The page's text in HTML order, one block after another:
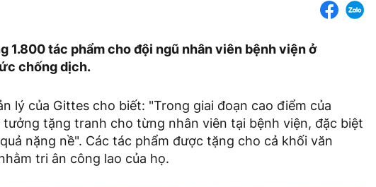
1.800 tác phẩm cho đội ngũ nhân viên bệnh viện ở
chống dịch.
lý của Gittes cho biết: "Trong giai đoạn cao điểm của
tưởng tặng tranh cho từng nhân viên tại bệnh viện, đặc biệt
nặng nề". Các tác phẩm được tặng cho cả khối văn
tri ân công lao của họ.